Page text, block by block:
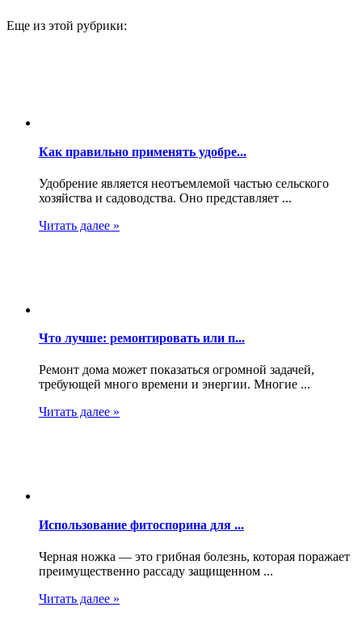
Еще из этой рубрики:
Как правильно применять удобре...
Удобрение является неотъемлемой частью сельского
хозяйства и садоводства. Оно представляет ...
Читать далее »
Что лучше: ремонтировать или п...
Ремонт дома может показаться огромной задачей,
требующей много времени и энергии. Многие ...
Читать далее »
Использование фитоспорина для ...
Черная ножка — это грибная болезнь, которая поражает
преимущественно рассаду защищенном ...
Читать далее »